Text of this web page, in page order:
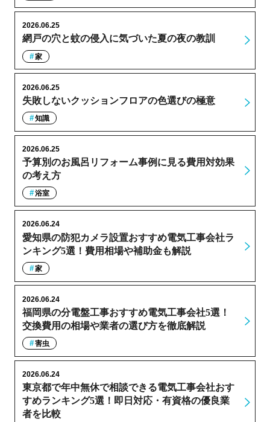
網戸の穴と蚊の侵入に気づいた夏の夜の教訓
2026.06.25
家
失敗しないクッションフロアの色選びの極意
2026.06.25
知識
予算別のお風呂リフォーム事例に見る費用対効果
の考え方
2026.06.25
浴室
愛知県の防犯カメラ設置おすすめ電気工事会社ラ
ンキング5選！費用相場や補助金も解説
2026.06.24
家
福岡県の分電盤工事おすすめ電気工事会社5選！
交換費用の相場や業者の選び方を徹底解説
2026.06.24
害虫
東京都で年中無休で相談できる電気工事会社おす
すめランキング5選！即日対応・有資格の優良業
者を比較
2026.06.24